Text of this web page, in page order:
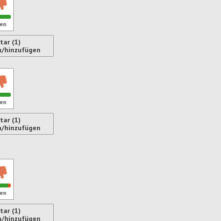
(1)
hinzufügen
(1)
hinzufügen
(1)
hinzufügen